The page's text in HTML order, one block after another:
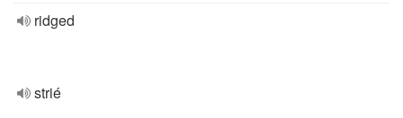
ridged
strié